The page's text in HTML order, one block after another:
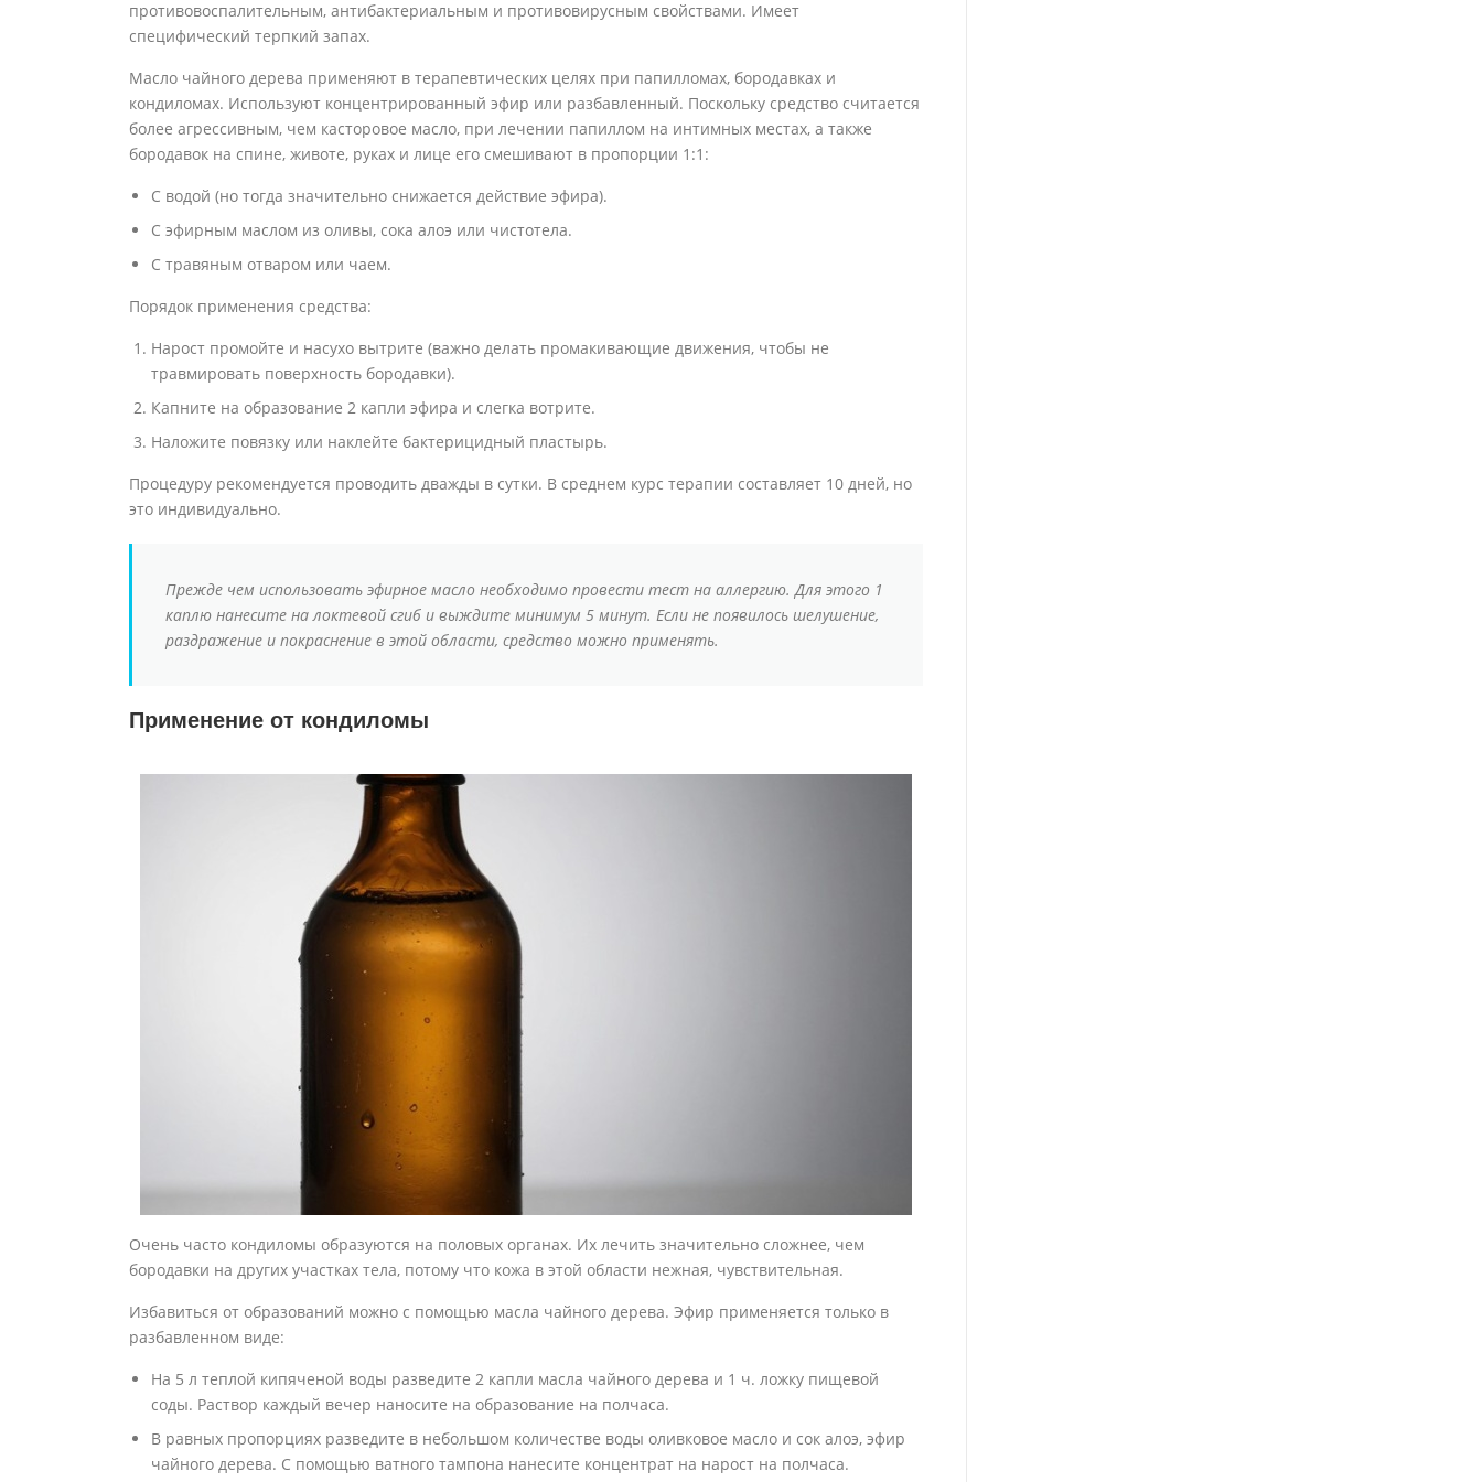
противовоспалительным, антибактериальным и противовирусным свойствами. Имеет
специфический терпкий запах.
Масло чайного дерева применяют в терапевтических целях при папилломах, бородавках и
кондиломах. Используют концентрированный эфир или разбавленный. Поскольку средство считается
более агрессивным, чем касторовое масло, при лечении папиллом на интимных местах, а также
бородавок на спине, животе, руках и лице его смешивают в пропорции 1:1:
С водой (но тогда значительно снижается действие эфира).
С эфирным маслом из оливы, сока алоэ или чистотела.
С травяным отваром или чаем.
Порядок применения средства:
Нарост промойте и насухо вытрите (важно делать промакивающие движения, чтобы не
травмировать поверхность бородавки).
Капните на образование 2 капли эфира и слегка вотрите.
Наложите повязку или наклейте бактерицидный пластырь.
Процедуру рекомендуется проводить дважды в сутки. В среднем курс терапии составляет 10 дней, но
это индивидуально.
Прежде чем использовать эфирное масло необходимо провести тест на аллергию. Для этого 1
каплю нанесите на локтевой сгиб и выждите минимум 5 минут. Если не появилось шелушение,
раздражение и покраснение в этой области, средство можно применять.
Применение от кондиломы
Очень часто кондиломы образуются на половых органах. Их лечить значительно сложнее, чем
бородавки на других участках тела, потому что кожа в этой области нежная, чувствительная.
Избавиться от образований можно с помощью масла чайного дерева. Эфир применяется только в
разбавленном виде:
На 5 л теплой кипяченой воды разведите 2 капли масла чайного дерева и 1 ч. ложку пищевой
соды. Раствор каждый вечер наносите на образование на полчаса.
В равных пропорциях разведите в небольшом количестве воды оливковое масло и сок алоэ, эфир
чайного дерева. С помощью ватного тампона нанесите концентрат на нарост на полчаса.